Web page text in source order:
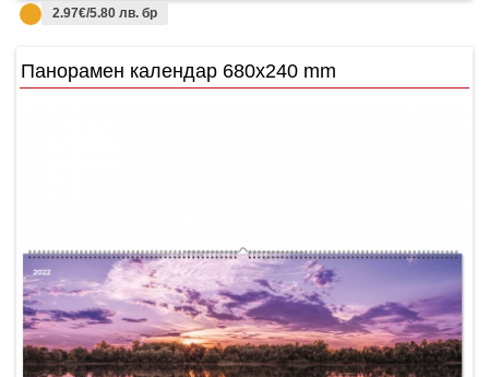
2.97€/5.80 лв. бр
Панорамен календар 680x240 mm